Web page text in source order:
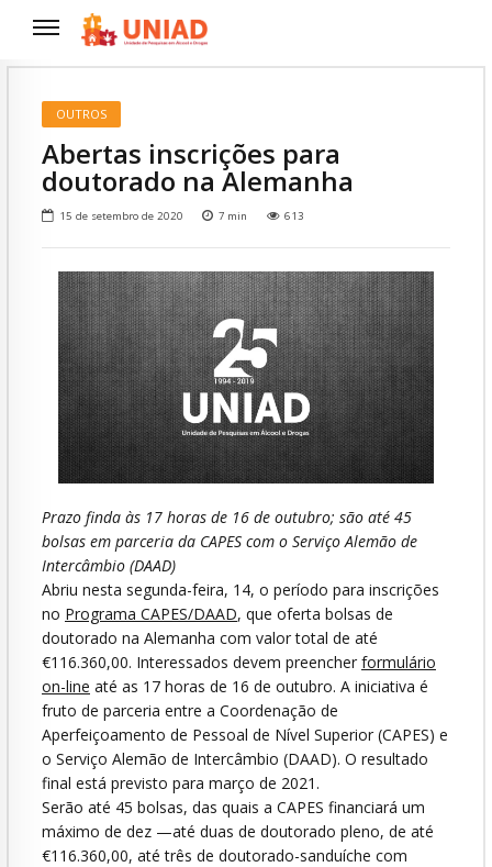
OUTROS
Abertas inscrições para
doutorado na Alemanha
15 de setembro de 2020 7 min 613
Prazo finda às 17 horas de 16 de outubro; são até 45
bolsas em parceria da CAPES com o Serviço Alemão de
Intercâmbio (DAAD)
Abriu nesta segunda-feira, 14, o período para inscrições
no Programa CAPES/DAAD, que oferta bolsas de
doutorado na Alemanha com valor total de até
€116.360,00. Interessados devem preencher formulário
on-line até as 17 horas de 16 de outubro. A iniciativa é
fruto de parceria entre a Coordenação de
Aperfeiçoamento de Pessoal de Nível Superior (CAPES) e
o Serviço Alemão de Intercâmbio (DAAD). O resultado
final está previsto para março de 2021.
Serão até 45 bolsas, das quais a CAPES financiará um
máximo de dez —até duas de doutorado pleno, de até
€116.360,00, até três de doutorado-sanduíche com